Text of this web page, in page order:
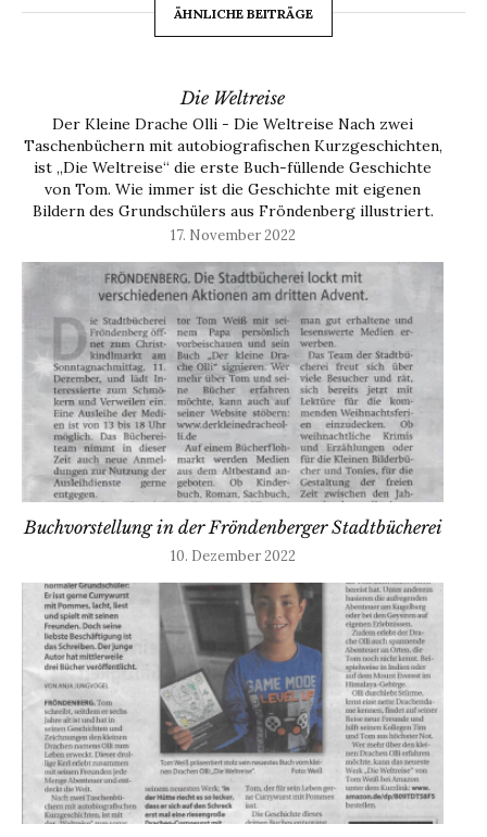
ÄHNLICHE BEITRÄGE
Die Weltreise
Der Kleine Drache Olli - Die Weltreise Nach zwei
Taschenbüchern mit autobiografischen Kurzgeschichten,
ist „Die Weltreise“ die erste Buch-füllende Geschichte
von Tom. Wie immer ist die Geschichte mit eigenen
Bildern des Grundschülers aus Fröndenberg illustriert.
‘In der Hütte riecht es so lecker, dass er sich auf den
17. November 2022
Buchvorstellung in der Fröndenberger Stadtbücherei
10. Dezember 2022